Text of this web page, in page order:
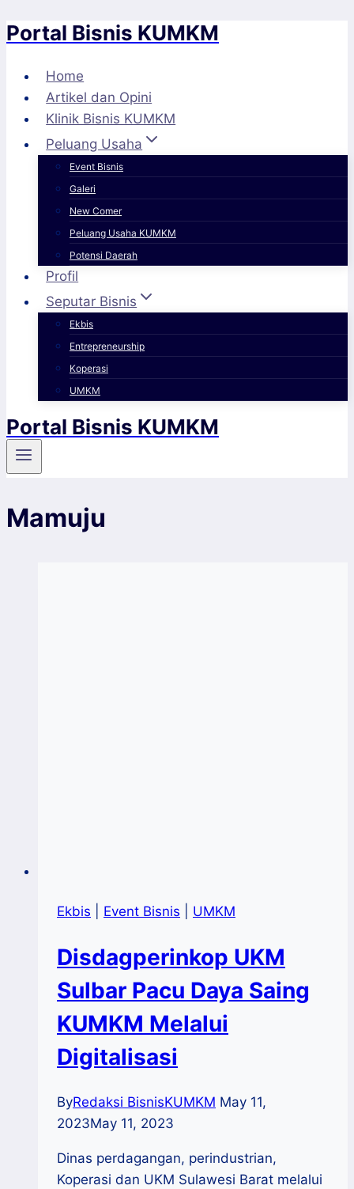
Skip
content
Portal Bisnis KUMKM
Home
Artikel dan Opini
Klinik Bisnis KUMKM
Peluang Usaha
Event Bisnis
Galeri
New Comer
Peluang Usaha KUMKM
Potensi Daerah
Profil
Seputar Bisnis
Ekbis
Entrepreneurship
Koperasi
UMKM
Portal Bisnis KUMKM
Mamuju
Ekbis Event Bisnis UMKM
Disdagperinkop UKM
Sulbar Pacu Daya Saing
KUMKM Melalui
Digitalisasi
ByRedaksi BisnisKUMKM May 11,
2023May 11, 2023
Dinas perdagangan, perindustrian,
Koperasi dan UKM Sulawesi Barat melalui